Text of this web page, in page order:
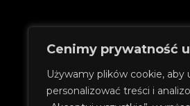
Cenimy prywatność
Używamy plików cookie, aby
personalizować treści i